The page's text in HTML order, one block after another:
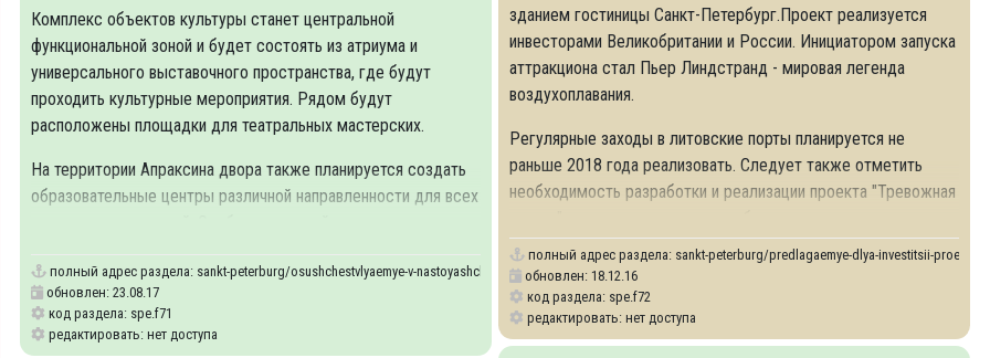
Комплекс объектов культуры станет центральной
функциональной зоной и будет состоять из атриума и
универсального выставочного пространства, где будут
проходить культурные мероприятия. Рядом будут
расположены площадки для театральных мастерских.
На территории Апраксина двора также планируется создать
образовательные центры различной направленности для всех
полный адрес раздела: sankt-peterburg/osushchestvlyaemye-v-nastoyashchee-vremya-proekty
обновлен: 23.08.17
код раздела: spe.f71
редактировать: нет доступа
зданием гостиницы Санкт-Петербург.Проект реализуется
инвесторами Великобритании и России. Инициатором запуска
аттракциона стал Пьер Линдстранд - мировая легенда
воздухоплавания.
Регулярные заходы в литовские порты планируется не
раньше 2018 года реализовать. Следует также отметить
необходимость разработки и реализации проекта "Тревожная
полный адрес раздела: sankt-peterburg/predlagaemye-dlya-investitsii-proekty
обновлен: 18.12.16
код раздела: spe.f72
редактировать: нет доступа